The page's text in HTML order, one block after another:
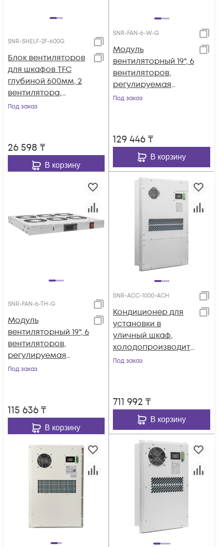
SNR-SHELF-2F-600G
Блок вентиляторов
для шкафов TFC
глубиной 600мм, 2
вентилятора,
серый
Под заказ
26 598 ₸
В корзину
SNR-FAN-6-W-G
Модуль
вентиляторный 19", 6
вентиляторов,
регулируемая
глубина 460-830мм,
Под заказ
129 446₸
В корзину
SNR-FAN-6-TH-G
Модуль
вентиляторный 19", 6
вентиляторов,
регулируемая
глубина 460-830мм,
Под заказ
115 636₸
В корзину
SNR-ACC-1000-АСH
Кондиционер для
установки в
уличный шкаф,
холодопроизводит
ельность 1000Вт, со
переменного тока
Под заказ
711 992 ₸
В корзину